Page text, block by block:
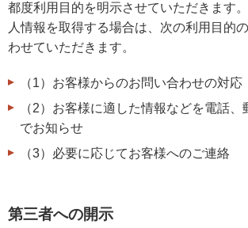
都度利用目的を明示させていただきます
人情報を取得する場合は、次の利用目的
わせていただきます。
（1）お客様からのお問い合わせの対応
（2）お客様に適した情報などを電話
でお知らせ
（3）必要に応じてお客様へのご連絡
第三者への開示